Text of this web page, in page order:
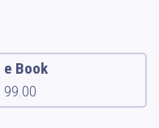
e Book
99.00